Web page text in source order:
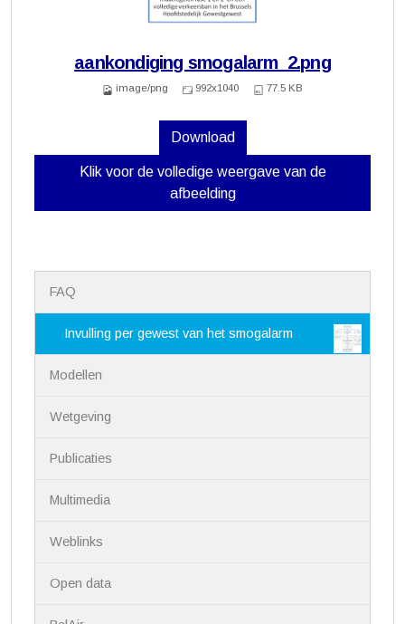
aankondiging smogalarm_2.png
image/png 992x1040 77.5 KB
Download
Klik voor de volledige weergave van de
afbeelding
v
FAQ
Invulling per gewest van het smogalarm
Modellen
Wetgeving
Publicaties
Multimedia
Weblinks
Open data